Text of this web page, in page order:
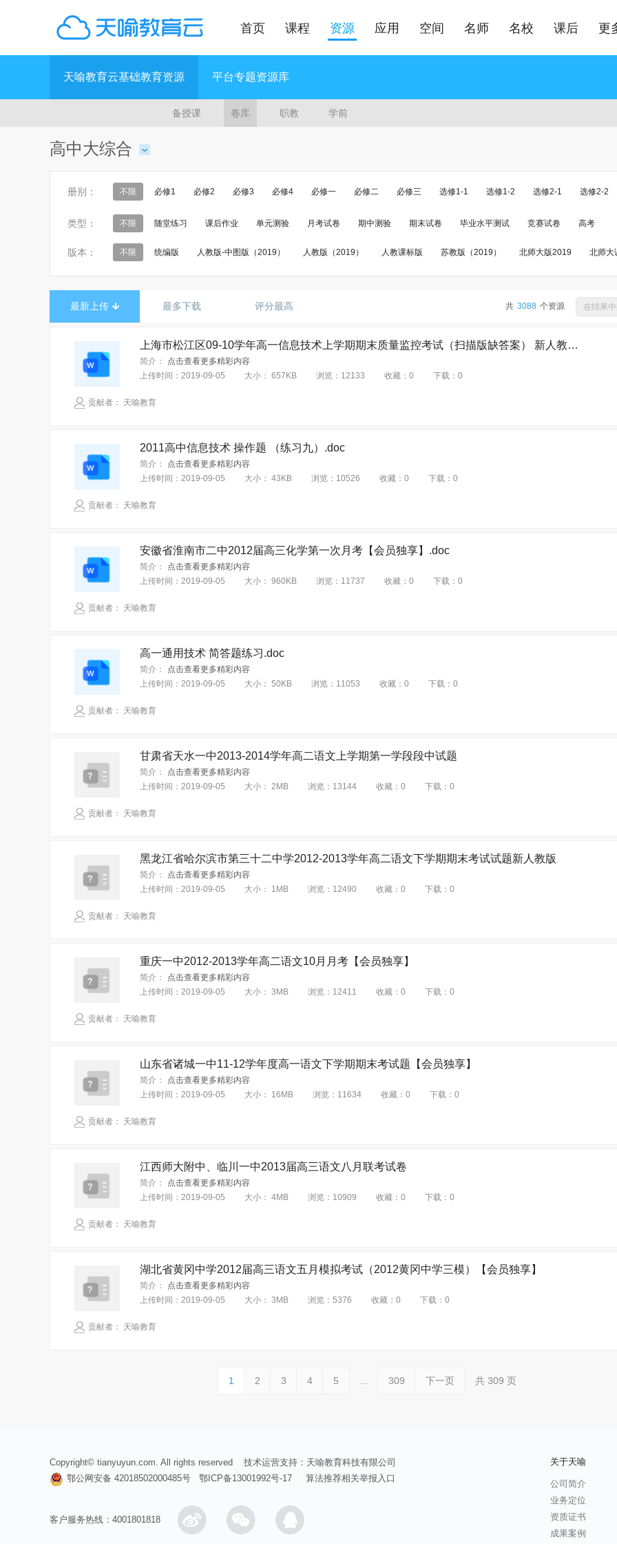
首页 课程 资源 应用 空间 名师 名校 课后 更
天喻教育云基础教育资源 平台专题资源库
备授课 卷库 职教 学前
高中大综合
册别： 不限 必修1 必修2 必修3 必修4 必修一 必修二 必修三 选修1-1 选修1-2 选修2-1 选修2-2
选修3-3
《信息技术》网络技术应用分册
高中三年级（全一册） 必修 全一册 选修1 选修7 第一册 第
高中全一册 高二上册 高二下册
信息技术基础实践指导 选修 摄影·摄像 选修绘画 拓展 选修 篆刻 选修 电脑美术
音乐与戏剧表演
选择性必修 第三册 必修1 分子与细胞 必修2 遗传与进化 选
必修1 数据与计算 必修2 信息系统与社会 必修 歌唱 必修 美术鉴赏 选择性必修1 数据与数据结构
选择性必修 视唱练耳 选择性必修 现代媒体艺术 选择性必修1 数据与数据结构
选择性必修6 开源硬件项目设计
类型： 不限 随堂练习 课后作业 单元测验 月考试卷 期中测验 期末试卷 毕业水平测试 竞赛试卷 高考
版本： 不限 统编版 人教版-中图版（2019） 人教版（2019） 人教课标版 苏教版（2019） 北师大版2019 北师大
沪教版（沪审试用本） 鲁教版2019 鲁科版2019 鲁科课标版 浙科课标版 湘教版2019 湘教课标版 岳麓书
教科课标版 教科版
中图课标版（旧版本）
冀教课标版 华东师大版 人音课标版 人民社课标版 浙教课标版 藏人课标版 赣高版 赣教课标版 沪教版
中图版（沪审试用本） 沪科教版 鲁教课标版（高中） 湘美课标版
最新上传 最多下载 评分最高 共 3088 个资源
上海市松江区09-10学年高一信息技术上学期期末质量监控考试（扫描版缺答案） 新人教版.doc
简介：
点击查看更多精彩内容
上传时间： 2019-09-05 大小： 657KB 浏览： 12133 收藏： 0 下载： 0
贡献者： 天喻教育
2011高中信息技术 操作题 （练习九）.doc
简介：
点击查看更多精彩内容
上传时间： 2019-09-05 大小： 43KB 浏览： 10526 收藏： 0 下载： 0
贡献者： 天喻教育
安徽省淮南市二中2012届高三化学第一次月考【会员独享】.doc
简介：
点击查看更多精彩内容
上传时间： 2019-09-05 大小： 960KB 浏览： 11737 收藏： 0 下载： 0
贡献者： 天喻教育
高一通用技术 简答题练习.doc
简介：
点击查看更多精彩内容
上传时间： 2019-09-05 大小： 50KB 浏览： 11053 收藏： 0 下载： 0
贡献者： 天喻教育
甘肃省天水一中2013-2014学年高二语文上学期第一学段段中试题
简介：
点击查看更多精彩内容
上传时间： 2019-09-05 大小： 2MB 浏览： 13144 收藏： 0 下载： 0
贡献者： 天喻教育
黑龙江省哈尔滨市第三十二中学2012-2013学年高二语文下学期期末考试试题新人教版
简介：
点击查看更多精彩内容
上传时间： 2019-09-05 大小： 1MB 浏览： 12490 收藏： 0 下载： 0
贡献者： 天喻教育
重庆一中2012-2013学年高二语文10月月考【会员独享】
简介：
点击查看更多精彩内容
上传时间： 2019-09-05 大小： 3MB 浏览： 12411 收藏： 0 下载： 0
贡献者： 天喻教育
山东省诸城一中11-12学年度高一语文下学期期末考试题【会员独享】
简介：
点击查看更多精彩内容
上传时间： 2019-09-05 大小： 16MB 浏览： 11634 收藏： 0 下载： 0
贡献者： 天喻教育
江西师大附中、临川一中2013届高三语文八月联考试卷
简介：
点击查看更多精彩内容
上传时间： 2019-09-05 大小： 4MB 浏览： 10909 收藏： 0 下载： 0
贡献者： 天喻教育
湖北省黄冈中学2012届高三语文五月模拟考试（2012黄冈中学三模）【会员独享】
简介：
点击查看更多精彩内容
上传时间： 2019-09-05 大小： 3MB 浏览： 5376 收藏： 0 下载： 0
贡献者： 天喻教育
1 2 3 4 5 309 下一页 共 309 页
Copyright© tianyuyun.com. All rights reserved 技术运营支持： 天喻教育科技有限公司
鄂公网安备 42018502000485号
鄂ICP备13001992号-17 算法推荐相关举报入口
客户服务热线：4001801818
关于天喻
公司简介
业务定位
资质证书
成果案例